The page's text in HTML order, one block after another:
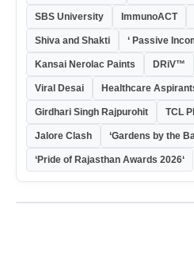
SBS University ImmunoACT
Shiva and Shakti ‘ Passive
Kansai Nerolac Paints DRiV™
Viral Desai Healthcare
Girdhari Singh Rajpurohit TCL
Jalore Clash ‘Gardens by the
‘Pride of Rajasthan Awards 2026‘